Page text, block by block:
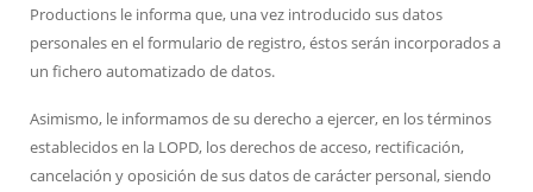
Productions le informa que, una vez introducido sus datos
personales en el formulario de registro, éstos serán incorporados a
un fichero automatizado de datos.
Asimismo, le informamos de su derecho a ejercer, en los términos
establecidos en la LOPD, los derechos de acceso, rectificación,
cancelación y oposición de sus datos de carácter personal, siendo